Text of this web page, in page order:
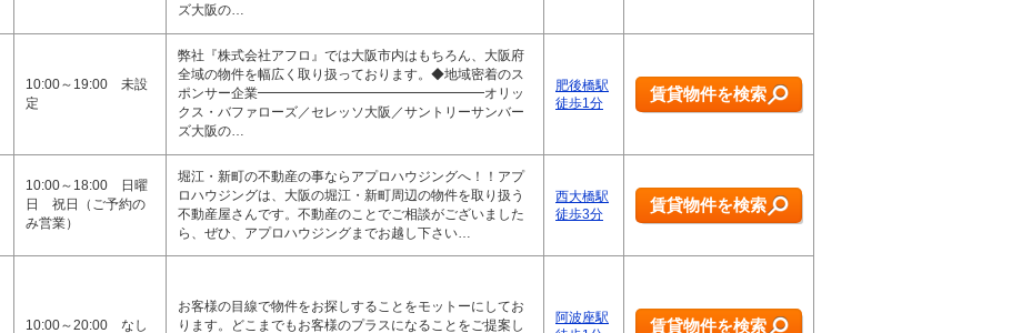
ズ大阪の…
10:00～19:00 未設
定
弊社『株式会社アフロ』では大阪市内はもちろん、大阪府
全域の物件を幅広く取り扱っております。◆地域密着のス
ポンサー企業━━━━━━━━━━━━━━━━━オリッ
クス・バファローズ／セレッソ大阪／サントリーサンバー
ズ大阪の…
肥後橋駅
徒歩1分
賃貸物件を検索
10:00～18:00 日曜
日 祝日（ご予約の
み営業）
堀江・新町の不動産の事ならアプロハウジングへ！！アプ
ロハウジングは、大阪の堀江・新町周辺の物件を取り扱う
不動産屋さんです。不動産のことでご相談がございました
ら、ぜひ、アプロハウジングまでお越し下さい…
西大橋駅
徒歩3分
賃貸物件を検索
10:00～20:00 なし
お客様の目線で物件をお探しすることをモットーにしてお
ります。どこまでもお客様のプラスになることをご提案し
阿波座駅
賃貸物件を検索